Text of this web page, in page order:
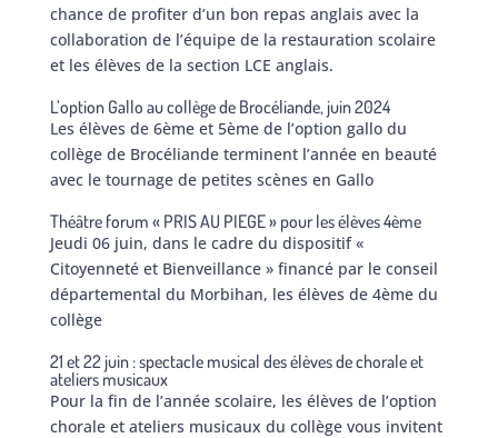
chance de profiter d’un bon repas anglais avec la
collaboration de l’équipe de la restauration scolaire
et les élèves de la section LCE anglais.
L’option Gallo au collège de Brocéliande, juin 2024
Les élèves de 6ème et 5ème de l’option gallo du
collège de Brocéliande terminent l’année en beauté
avec le tournage de petites scènes en Gallo
Théâtre forum « PRIS AU PIEGE » pour les élèves 4ème
Jeudi 06 juin, dans le cadre du dispositif «
Citoyenneté et Bienveillance » financé par le conseil
départemental du Morbihan, les élèves de 4ème du
collège
21 et 22 juin : spectacle musical des élèves de chorale et
ateliers musicaux
Pour la fin de l’année scolaire, les élèves de l’option
chorale et ateliers musicaux du collège vous invitent